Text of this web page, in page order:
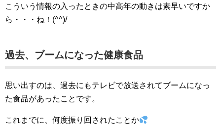
こういう情報の入ったときの中高年の動きは素早いですか
ら・・・ね！(^^)/
過去、ブームになった健康食品
思い出すのは、過去にもテレビで放送されてブームになっ
た食品があったことです。
これまでに、何度振り回されたことか